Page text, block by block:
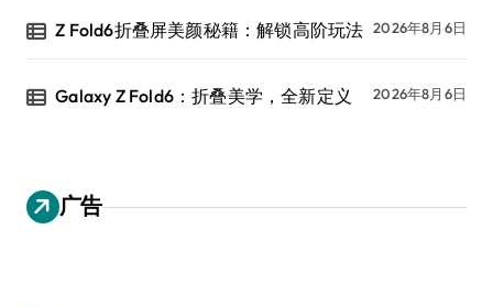
Z Fold6折叠屏美颜秘籍：解锁高阶玩法 2026年8月6日
Galaxy Z Fold6：折叠美学，全新定义 2026年8月6日
广告